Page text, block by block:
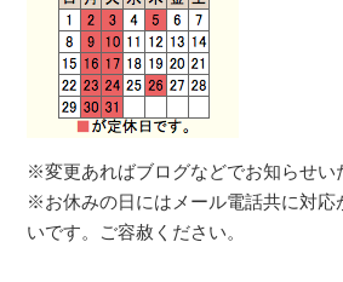
※変更あればブログなどでお知らせい
※お休みの日にはメール電話共に対応
いです。ご容赦ください。